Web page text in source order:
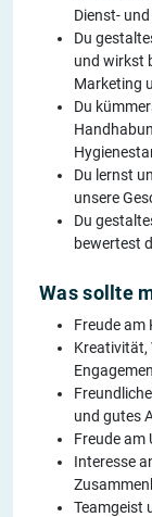
Dienst-
Du
und wirkst
Marketing
Du
Du lernst
unsere
Du
bewertest
Was sollte
Freude
Kreativität,
und gutes
Freude am
Interesse
Teamgeist